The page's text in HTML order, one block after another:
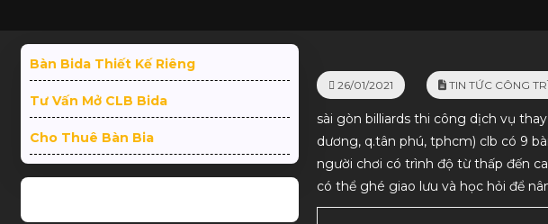
Bàn Bida Thiết Kế Riêng
Tư Vấn Mở CLB Bida
Cho Thuê Bàn Bia
26/01/2021 TIN TỨC CÔNG
sài gòn billiards thi công dịch vụ
dương, q.tân phú, tphcm) clb có 9
người chơi có trình độ từ thấp đến
có thể ghé giao lưu và học hỏi để
Dịch vụ nhanh gọn hạt dẻ.
Hàng chất lượng, nhân
tình. Lần sau mình sẽ